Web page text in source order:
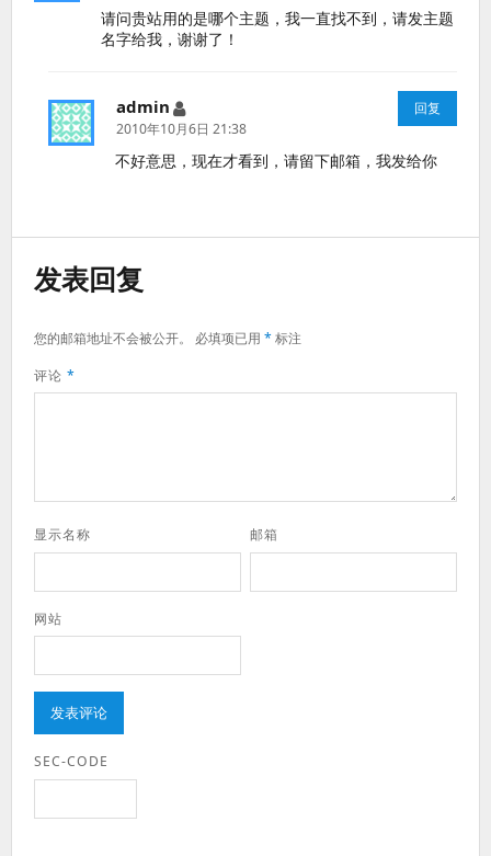
请问贵站用的是哪个主题，我一直找不到，请发主题
名字给我，谢谢了！
admin
说
道：
2010年10月6日 21:38
不好意思，现在才看到，请留下邮箱，我发给你
回复
发表回复
您的邮箱地址不会被公开。 必填项已用 *标注
评论 *
显示名称 邮箱
网站
SEC-CODE